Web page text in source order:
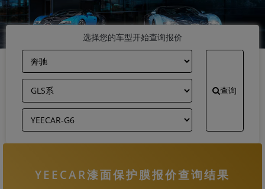
选择您的车型开始查询报价
查询
YEECAR漆面保护膜报价查询结果